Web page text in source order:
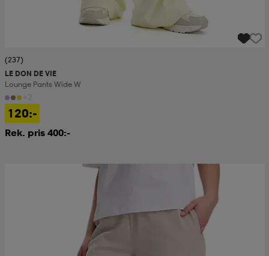
(237)
LE DON DE VIE
Lounge Pants Wide W
120:-
Rek. pris 400:-